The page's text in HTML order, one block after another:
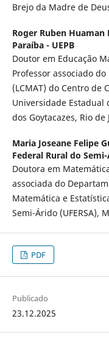
Brejo da Madre de
Roger Ruben Huaman
Paraíba - UEPB
Doutor em Educação
Professor associado
(LCMAT) do Centro de
Universidade Estadual
dos Goytacazes, Rio de
Maria Joseane Felipe
Federal Rural do
Doutora em
associada do
Matemática e
Semi-Árido (UFERSA),
PDF
Publicado
23.12.2025